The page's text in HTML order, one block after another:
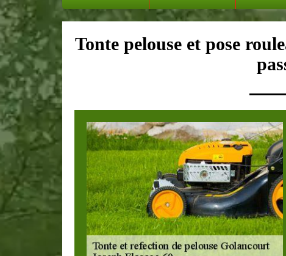
Tonte pelouse et pose